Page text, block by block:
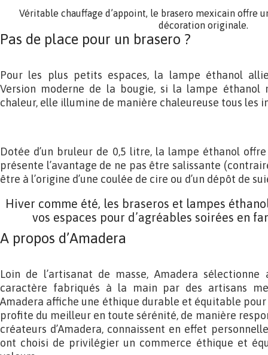
Véritable chauffage d’appoint, le brasero mexicain offre
décoration originale.
Pas de place pour un brasero ?
Pour les plus petits espaces, la lampe éthanol
Version moderne de la bougie, si la lampe éthanol
chaleur, elle illumine de manière chaleureuse tous les
Dotée d’un bruleur de 0,5 litre, la lampe éthanol
présente l’avantage de ne pas être salissante
être à l’origine d’une coulée de cire ou d’un dépôt de
Hiver comme été, les braseros et lampes
vos espaces pour d’agréables soirées en
A propos d’Amadera
Loin de l’artisanat de masse, Amadera
caractère fabriqués à la main par des artisans
Amadera affiche une éthique durable et équitable
profite du meilleur en toute sérénité, de manière
créateurs d’Amadera, connaissent en effet
ont choisi de privilégier un commerce éthique et